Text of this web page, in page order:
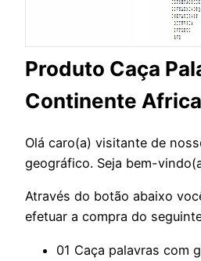
Produto Caça
Continente
Olá caro(a) visitante de
geográfico. Seja bem-
Através do botão abaixo
efetuar a compra do
01 Caça palavras com